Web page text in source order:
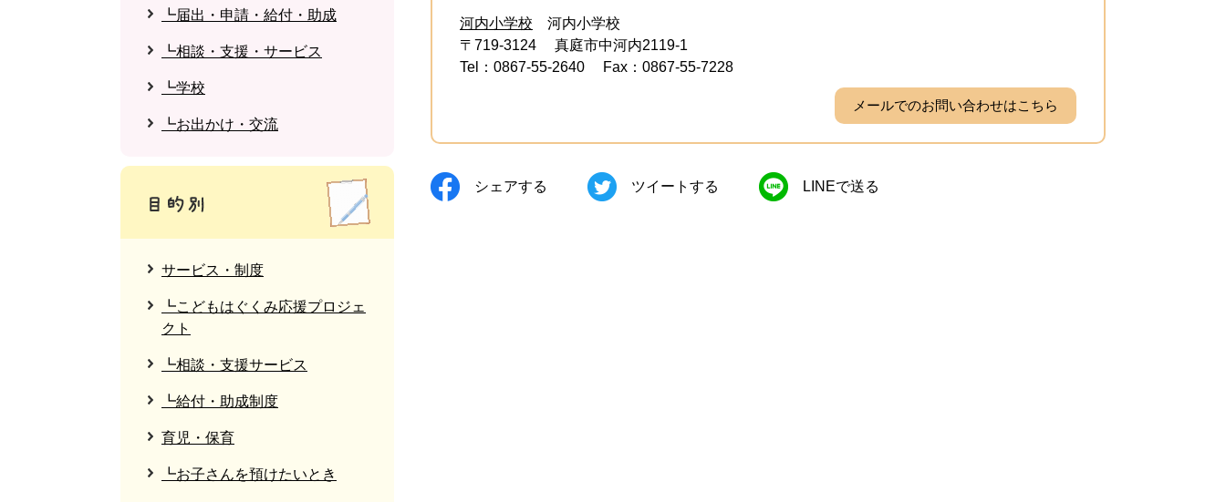
河内小学校
河内小学校
〒719-3124
真庭市中河内2119-1
Tel：0867-55-2640
Fax：0867-55-7228
メールでのお問い合わせはこちら
シェアする ツイートする LINEで送る
┗届出・申請・給付・助成
┗相談・支援・サービス
┗学校
┗お出かけ・交流
サービス・制度
┗こどもはぐくみ応援プロジェ
クト
┗相談・支援サービス
┗給付・助成制度
育児・保育
┗お子さんを預けたいとき